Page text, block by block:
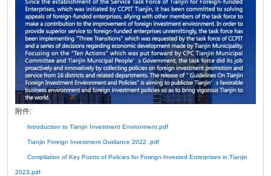
附件:
Introduction to Tianjin Investment Environment.pdf
Tianjin Foreign Investment Guidance 2022 .pdf
Compilation of Key Points of Policies for Foreign-Invested Enterprises in Tianjin
2023.pdf